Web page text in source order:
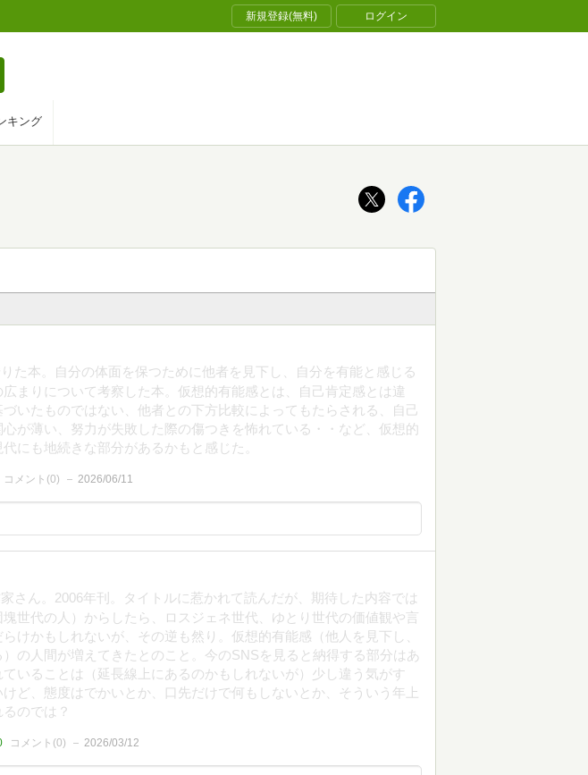
新規登録(無料) ログイン
キング
た本。自分の体面を保つために他者を見下し、自分を有能と感じる
広まりについて考察した本。仮想的有能感とは、自己肯定感とは違
いたものではない、他者との下方比較によってもたらされる、自己
が薄い、努力が失敗した際の傷つきを怖れている・・など、仮想的
にも地続きな部分があるかもと感じた。
コメント(0) 2026/06/11
さん。2006年刊。タイトルに惹かれて読んだが、期待した内容では
世代の人）からしたら、ロスジェネ世代、ゆとり世代の価値観や言
けかもしれないが、その逆も然り。仮想的有能感（他人を見下し、
の人間が増えてきたとのこと。今のSNSを見ると納得する部分はあ
ていることは（延長線上にあるのかもしれないが）少し違う気がす
けど、態度はでかいとか、口先だけで何もしないとか、そういう年上
のでは？
コメント(0) 2026/03/12